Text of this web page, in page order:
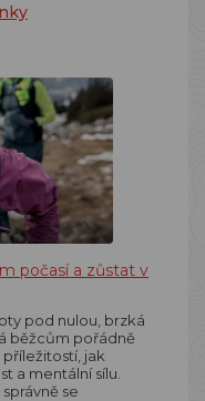
počasí a zůstat v
pod nulou, brzká
běžcům pořádně
jak
a mentální sílu.
se